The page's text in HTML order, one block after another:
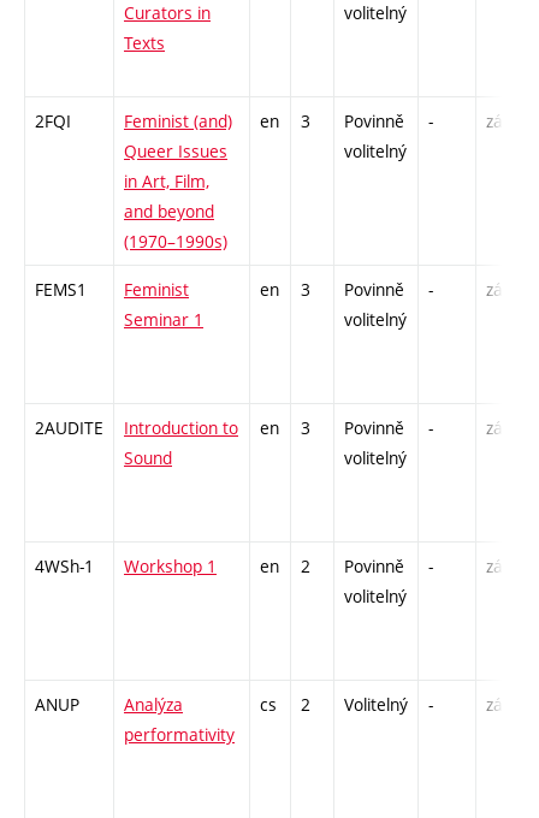
Curators in
Texts
volitelný
2FQI
Feminist (and)
Queer Issues
in Art, Film,
and beyond
(1970–1990s)
en 3
Povinně
volitelný
- zá
FEMS1
Feminist
Seminar 1
en 3
Povinně
volitelný
- zá
2AUDITE
Introduction to
Sound
en 3
Povinně
volitelný
- zá
4WSh-1 Workshop 1 en 2
Povinně
volitelný
- zá
ANUP
Analýza
performativity
cs 2 Volitelný - zá